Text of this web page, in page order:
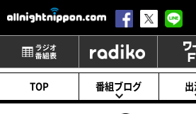
radiko
TOP 番組ブログ